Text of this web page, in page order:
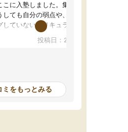
こに入塾しました。集団指導の予備
しても自分の弱点や、志望校対策に
していないカリキュラムに不安を感
ノウハウを蓄積している優秀な東大
導によって、自分の志望校にふさわ
ナルのカリキュラムを提案してくれ
投稿日：2024年02月19日
ミをもっとみる